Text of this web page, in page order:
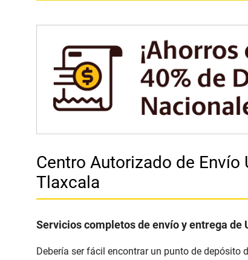
Centro Autorizado de Envío
Tlaxcala
Servicios completos de envío y entrega de
Debería ser fácil encontrar un punto de depósito